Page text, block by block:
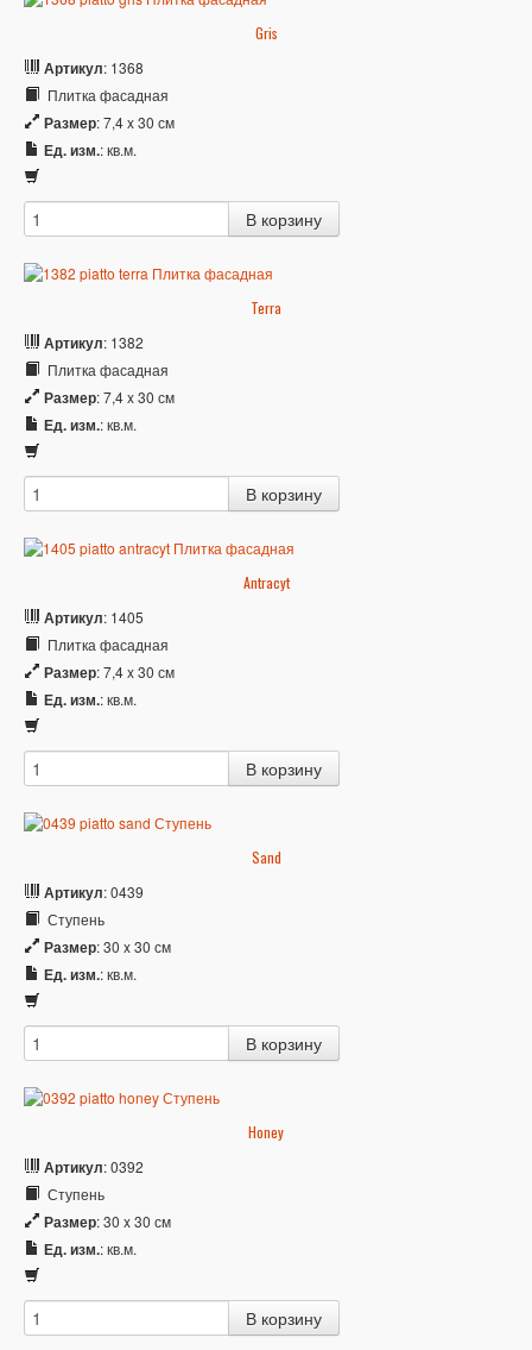
Gris
Артикул: 1368
Плитка фасадная
Размер: 7,4 x 30 см
Ед. изм.: кв.м.
Terra
Артикул: 1382
Плитка фасадная
Размер: 7,4 x 30 см
Ед. изм.: кв.м.
Antracyt
Артикул: 1405
Плитка фасадная
Размер: 7,4 x 30 см
Ед. изм.: кв.м.
Sand
Артикул: 0439
Ступень
Размер: 30 x 30 см
Ед. изм.: кв.м.
Honey
Артикул: 0392
Ступень
Размер: 30 x 30 см
Ед. изм.: кв.м.